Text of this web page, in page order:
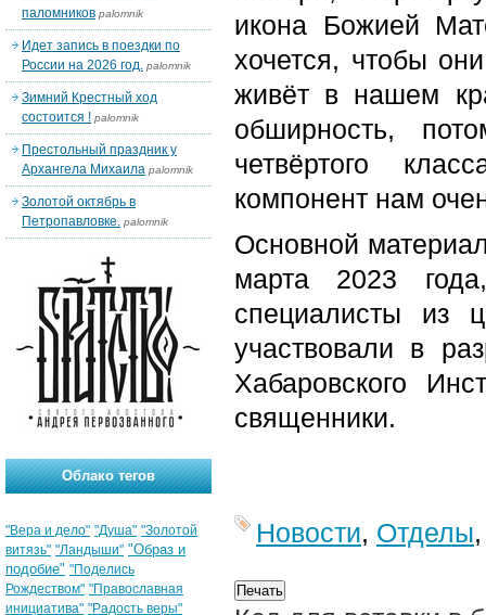
икона Божией
хочется, чтобы
живёт в нашем
обширность,
четвёртого
компонент нам
Основной
марта 2023
специалисты из
участвовали в
Хабаровского
священники.
Новости, Отделы
паломников palomnik
Идет запись в поездки по
России на 2026 год. palomnik
Зимний Крестный ход
состоится ! palomnik
Престольный праздник у
Архангела Михаила palomnik
Золотой октябрь в
Петропавловке. palomnik
Облако тегов
"Вера и дело" "Душа" "Золотой
витязь" "Ландыши" "Образ и
подобие" "Поделись
Рождеством" "Православная
инициатива" "Радость веры"